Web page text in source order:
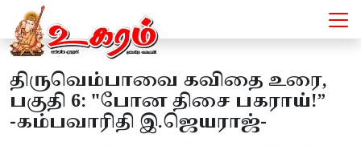
திருவெம்பாவை கவிதை உரை,
பகுதி 6: "போன திசை பகராய்!”
-கம்பவாரிதி இ.ஜெயராஜ்-